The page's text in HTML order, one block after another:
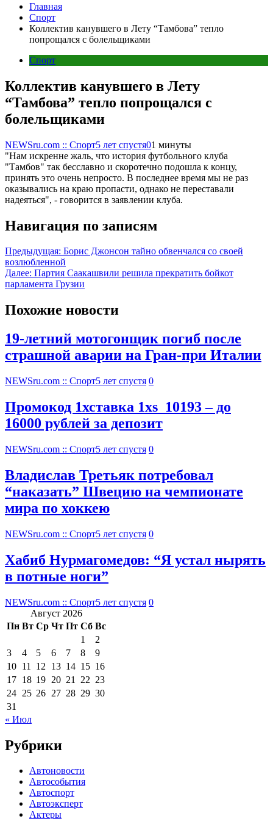
Главная
Спорт
Коллектив канувшего в Лету “Тамбова” тепло
попрощался с болельщиками
Спорт
Коллектив канувшего в Лету
“Тамбова” тепло попрощался с
болельщиками
NEWSru.com :: Спорт5 лет спустя01 минуты
"Нам искренне жаль, что история футбольного клуба
"Тамбов" так бесславно и скоротечно подошла к концу,
принять это очень непросто. В последнее время мы не раз
оказывались на краю пропасти, однако не переставали
надеяться", - говорится в заявлении клуба.
Навигация по записям
Предыдущая: Борис Джонсон тайно обвенчался со своей
возлюбленной
Далее: Партия Саакашвили решила прекратить бойкот
парламента Грузии
Похожие новости
19-летний мотогонщик погиб после
страшной аварии на Гран-при Италии
NEWSru.com :: Спорт5 лет спустя 0
Промокод 1хставка 1xs_10193 – до
16000 рублей за депозит
NEWSru.com :: Спорт5 лет спустя 0
Владислав Третьяк потребовал
“наказать” Швецию на чемпионате
мира по хоккею
NEWSru.com :: Спорт5 лет спустя 0
Хабиб Нурмагомедов: “Я устал нырять
в потные ноги”
NEWSru.com :: Спорт5 лет спустя 0
Август 2026
Пн Вт Ср Чт Пт Сб Вс
1
2
3
4 5 6 7 8
9
10 11 12 13 14 15 16
17 18 19 20 21 22 23
24 25 26 27 28 29 30
31
« Июл
Рубрики
Автоновости
Автособытия
Автоспорт
Автоэксперт
Актеры